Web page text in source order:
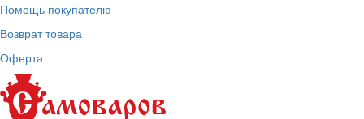
Помощь покупателю
Возврат товара
Оферта